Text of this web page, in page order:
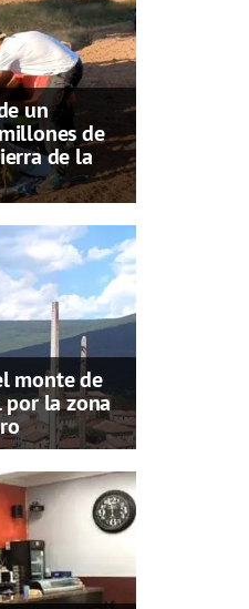
un
de
de la
monte de
por la zona